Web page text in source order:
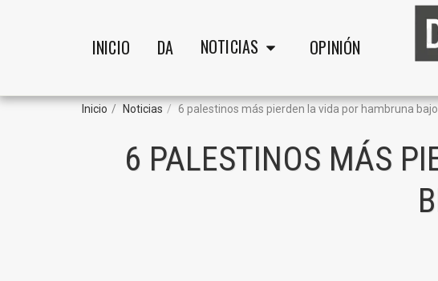
INICIO DA NOTICIAS OPINIÓN
Inicio Noticias 6 palestinos más pierden la vida por hambruna
6 PALESTINOS MÁS